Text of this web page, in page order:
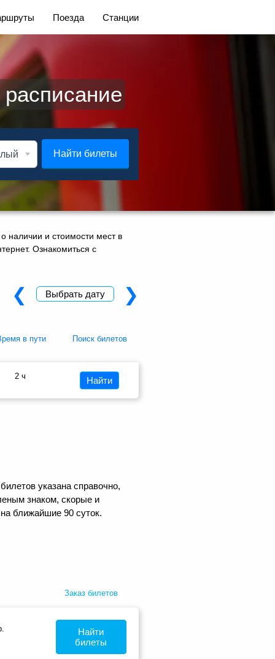
Поезда Станции
Найти билеты
наличии и стоимости мест в
Ознакомиться с
❮ Выбрать дату ❯
в пути Поиск билетов
2 ч Найти
указана справочно,
знаком, скорые и
ближайшие 90 суток.
Заказ билетов
Найти
билеты